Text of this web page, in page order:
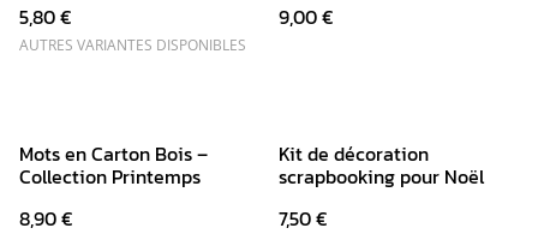
5,80 €
AUTRES VARIANTES DISPONIBLES
9,00 €
Mots en Carton Bois –
Collection Printemps
8,90 €
Kit de décoration
scrapbooking pour Noël
7,50 €